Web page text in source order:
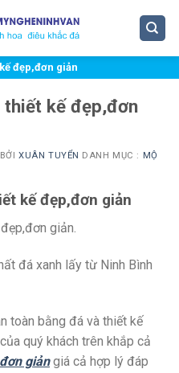
đẹp,đơn giản
thiết kế đẹp,đơn
BỞIXUÂN TUYỂN DANH MỤC :
MỘ
kế đẹp,đơn giản
giản.
đá xanh lấy từ Ninh Bình
toàn bằng đá và thiết kế
quý khách trên khắp cả
giảngiá cả hợp lý đáp